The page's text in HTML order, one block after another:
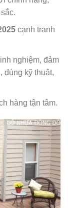
cạnh tranh
nghiệm, đảm
đúng kỹ thuật,
hàng tận tâm.